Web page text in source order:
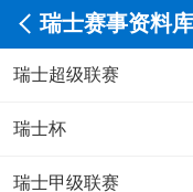
瑞士赛事资料库
瑞士超级联赛
瑞士杯
瑞士甲级联赛